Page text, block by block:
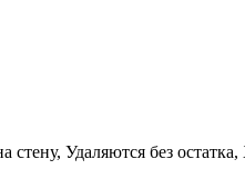
Удаляются без остатка,